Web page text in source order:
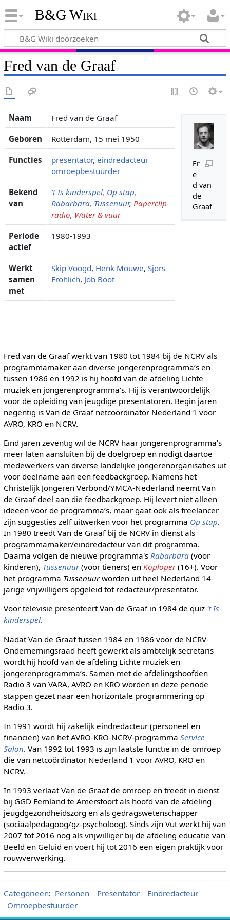
B&G Wiki
Fred van de Graaf
Fr
e
d van
de
Graaf
Naam Fred van de Graaf
Geboren Rotterdam, 15 mei 1950
Functies presentator, eindredacteur
omroepbestuurder
Bekend
van
't Is kinderspel, Op stap,
Rabarbara, Tussenuur, Paperclip-
radio, Water & vuur
Periode
actief
1980-1993
Werkt
samen
met
Skip Voogd, Henk Mouwe, Sjors
Fröhlich, Job Boot
Fred van de Graaf werkt van 1980 tot 1984 bij de NCRV als
programmamaker aan diverse jongerenprogramma’s en
tussen 1986 en 1992 is hij hoofd van de afdeling Lichte
muziek en jongerenprogramma’s. Hij is verantwoordelijk
voor de opleiding van jeugdige presentatoren. Begin jaren
negentig is Van de Graaf netcoördinator Nederland 1 voor
AVRO, KRO en NCRV.
Eind jaren zeventig wil de NCRV haar jongerenprogramma’s
meer laten aansluiten bij de doelgroep en nodigt daartoe
medewerkers van diverse landelijke jongerenorganisaties uit
voor deelname aan een feedbackgroep. Namens het
Christelijk Jongeren Verbond/YMCA-Nederland neemt Van
de Graaf deel aan die feedbackgroep. Hij levert niet alleen
ideeën voor de programma’s, maar gaat ook als freelancer
zijn suggesties zelf uitwerken voor het programma Op stap.
In 1980 treedt Van de Graaf bij de NCRV in dienst als
programmamaker/eindredacteur van dit programma.
Daarna volgen de nieuwe programma's Rabarbara(voor
kinderen), Tussenuur(voor tieners) en Koploper(16+). Voor
het programma Tussenuurworden uit heel Nederland 14-
jarige vrijwilligers opgeleid tot redacteur/presentator.
Voor televisie presenteert Van de Graaf in 1984 de quiz 't Is
kinderspel.
Nadat Van de Graaf tussen 1984 en 1986 voor de NCRV-
Ondernemingsraad heeft gewerkt als ambtelijk secretaris
wordt hij hoofd van de afdeling Lichte muziek en
jongerenprogramma’s. Samen met de afdelingshoofden
Radio 3 van VARA, AVRO en KRO worden in deze periode
stappen gezet naar een horizontale programmering op
Radio 3.
In 1991 wordt hij zakelijk eindredacteur (personeel en
financiën) van het AVRO-KRO-NCRV-programma Service
Salon. Van 1992 tot 1993 is zijn laatste functie in de omroep
die van netcoördinator Nederland 1 voor AVRO, KRO en
NCRV.
In 1993 verlaat Van de Graaf de omroep en treedt in dienst
bij GGD Eemland te Amersfoort als hoofd van de afdeling
jeugdgezondheidszorg en als gedragswetenschapper
(sociaalpedagoog/gz-psycholoog). Sinds zijn Vut werkt hij van
2007 tot 2016 nog als vrijwilliger bij de afdeling educatie van
Beeld en Geluid en voert hij tot 2016 een eigen praktijk voor
rouwverwerking.
Categorieën: Personen Presentator
Eindredacteur
Omroepbestuurder